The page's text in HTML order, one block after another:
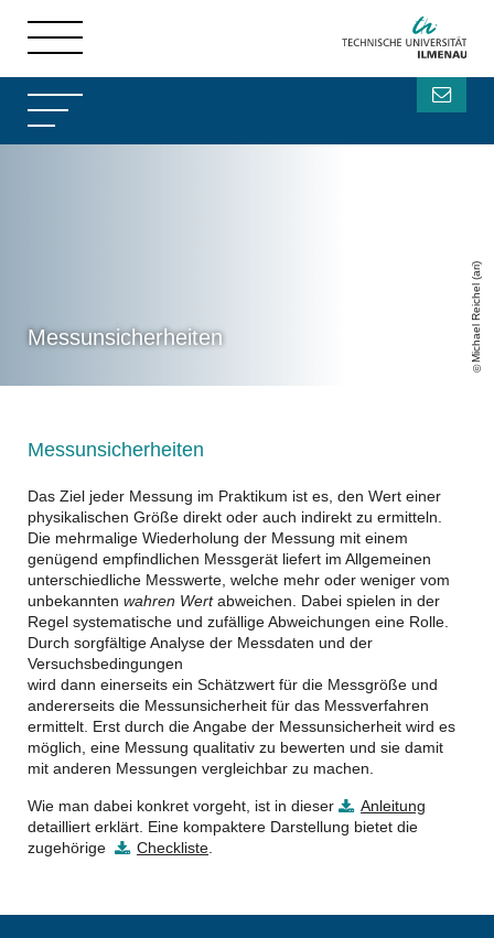
Messunsicherheiten Michael Reichel (ari)
Messunsicherheiten
Das Ziel jeder Messung im Praktikum ist es, den Wert einer
physikalischen Größe direkt oder auch indirekt zu ermitteln.
Die mehrmalige Wiederholung der Messung mit einem
genügend empfindlichen Messgerät liefert im Allgemeinen
unterschiedliche Messwerte, welche mehr oder weniger vom
unbekannten wahren Wertabweichen. Dabei spielen in der
Regel systematische und zufällige Abweichungen eine Rolle.
Durch sorgfältige Analyse der Messdaten und der
Versuchsbedingungen
wird dann einerseits ein Schätzwert für die Messgröße und
andererseits die Messunsicherheit für das Messverfahren
ermittelt. Erst durch die Angabe der Messunsicherheit wird es
möglich, eine Messung qualitativ zu bewerten und sie damit
mit anderen Messungen vergleichbar zu machen.
Wie man dabei konkret vorgeht, ist in dieser
Anleitung
detailliert erklärt. Eine kompaktere Darstellung bietet die
zugehörige
Checkliste